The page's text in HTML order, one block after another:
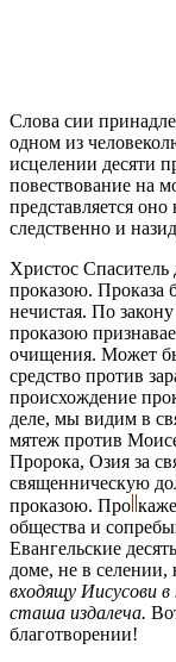
Слова сии
одном из
исцелении десяти
повествование на
представляется
следственно и
Христос Спаситель
проказою. Проказа
нечистая. По
проказою
очищения. Может
средство против
происхождение
деле, мы видим в
мятеж против
Пророка, Озия за
священническую
проказою. Про
общества и
Евангельские
доме, не в селении,
входящу Иисусови в
сташа издалеча.
благотворении!